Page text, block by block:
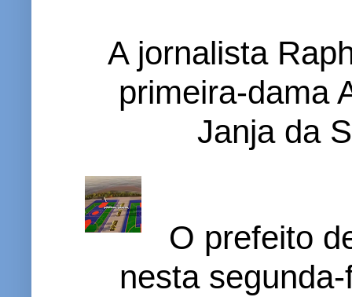
A jornalista
primeira-dama
Janja da
O prefeito
nesta